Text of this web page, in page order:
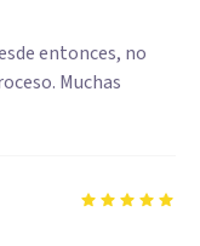
entonces, no
Muchas